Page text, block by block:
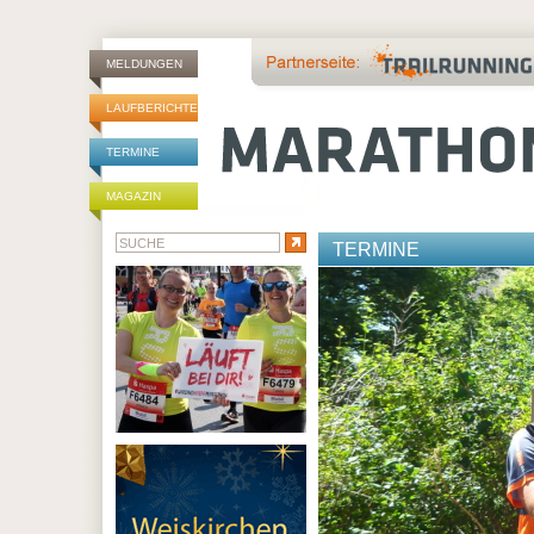
MELDUNGEN
LAUFBERICHTE
TERMINE
MAGAZIN
TERMINE